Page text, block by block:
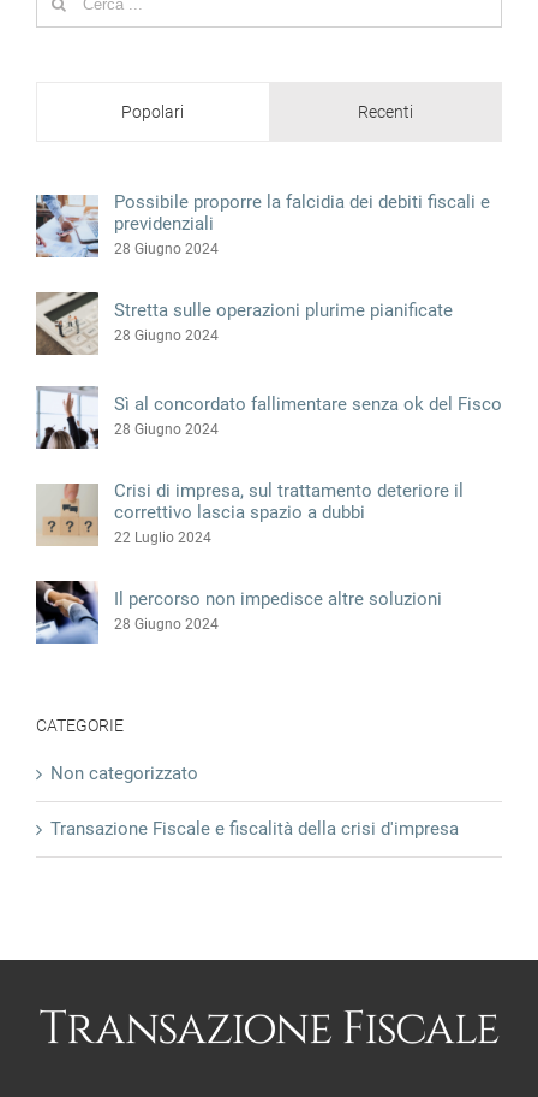
Popolari Recenti
Possibile proporre la falcidia dei debiti fiscali e
previdenziali
28 Giugno 2024
Stretta sulle operazioni plurime pianificate
28 Giugno 2024
Sì al concordato fallimentare senza ok del Fisco
28 Giugno 2024
Crisi di impresa, sul trattamento deteriore il
correttivo lascia spazio a dubbi
22 Luglio 2024
Il percorso non impedisce altre soluzioni
28 Giugno 2024
CATEGORIE
Non categorizzato
Transazione Fiscale e fiscalità della crisi d'impresa